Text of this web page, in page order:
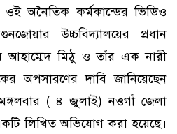
ওই অনৈতিক কর্মকান্ডের ভিডিও
উচ্চবিদ্যালয়ের প্রধান
আহাম্মেদ মিঠু ও তাঁর এক নারী
অপসারণের দাবি জানিয়েছেন
( ৪ জুলাই) নওগাঁ জেলা
লিখিত অভিযোগ করা হয়েছে।